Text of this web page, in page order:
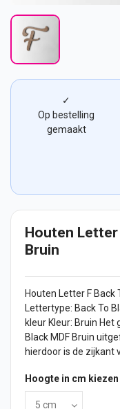
✓
Op bestelling
gemaakt
Houten Letter
Bruin
Houten Letter F Back
Lettertype: Back To
kleur Kleur: Bruin Het
Black MDF Bruin
hierdoor is de zijkant
Hoogte in cm kiezen